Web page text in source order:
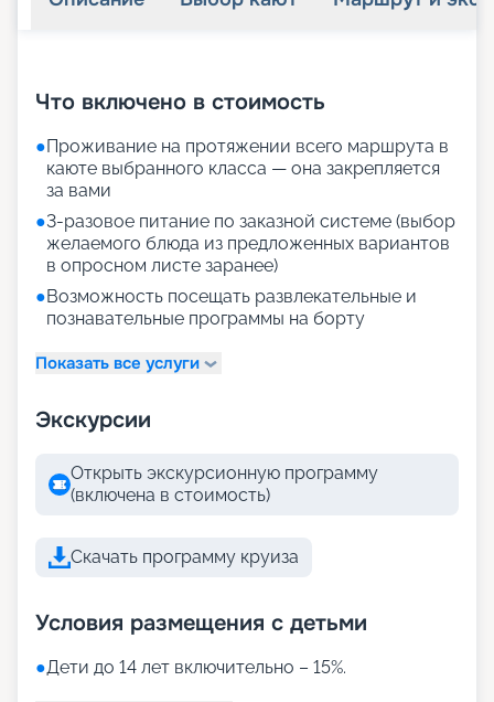
Что включено в стоимость
●Проживание на протяжении всего маршрута в
каюте выбранного класса — она закрепляется
за вами
●3-разовое питание по заказной системе (выбор
желаемого блюда из предложенных вариантов
в опросном листе заранее)
●Возможность посещать развлекательные и
познавательные программы на борту
Показать все услуги
Экскурсии
Открыть экскурсионную программу
(включена в стоимость)
Скачать программу круиза
Условия размещения с детьми
●Дети до 14 лет включительно – 15%.